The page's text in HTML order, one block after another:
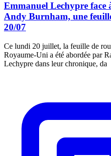
Emmanuel Lechypre face
Andy Burnham, une
20/07
Ce lundi 20 juillet, la feuille de
Royaume-Uni a été abordée par
Lechypre dans leur chronique, da